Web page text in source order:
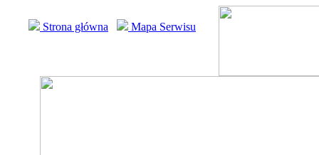
Strona główna Mapa Serwisu